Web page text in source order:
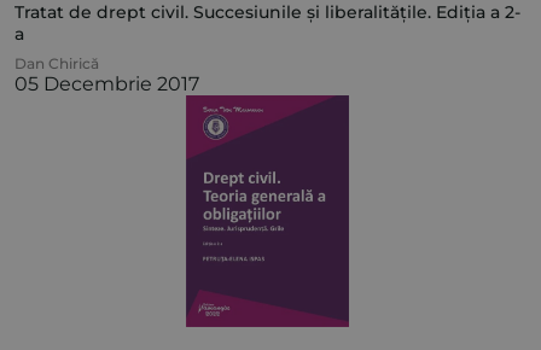
Tratat de drept civil. Succesiunile și liberalitățile. Ediția a 2-
a
Dan Chirică
05 Decembrie 2017